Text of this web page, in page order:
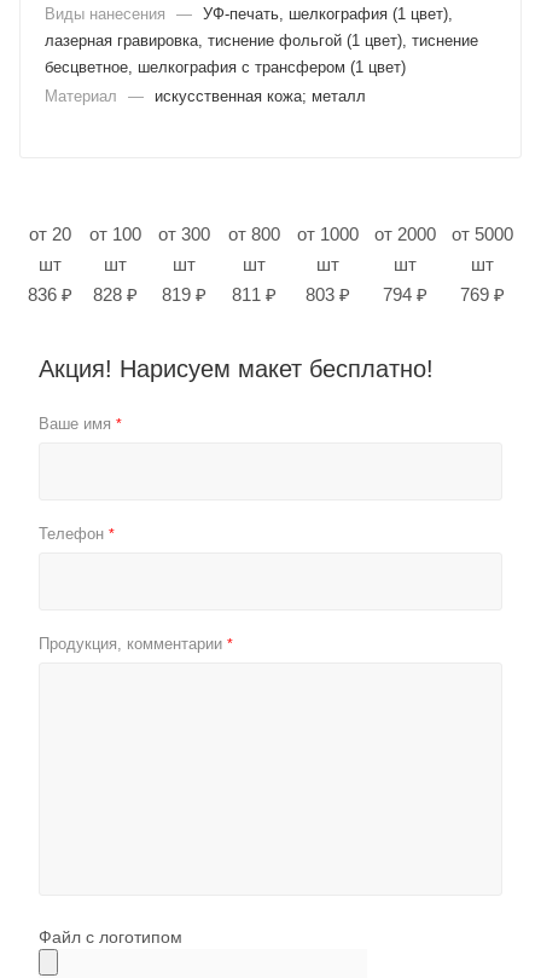
Виды нанесения
— УФ-печать, шелкография (1 цвет),
лазерная гравировка, тиснение фольгой (1 цвет), тиснение
бесцветное, шелкография с трансфером (1 цвет)
Материал
— искусственная кожа; металл
от 20
шт
836 ₽
от 100
шт
828 ₽
от 300
шт
819 ₽
от 800
шт
811 ₽
от 1000
шт
803 ₽
от 2000
шт
794 ₽
от 5000
шт
769 ₽
Акция! Нарисуем макет бесплатно!
Ваше имя *
Телефон *
Продукция, комментарии *
Файл с логотипом